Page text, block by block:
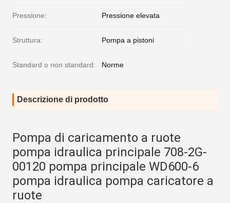
Pressione: Pressione elevata
Struttura: Pompa a pistoni
Standard o non standard: Norme
Descrizione di prodotto
Pompa di caricamento a ruote
pompa idraulica principale 708-2G-
00120 pompa principale WD600-6
pompa idraulica pompa caricatore a
ruote